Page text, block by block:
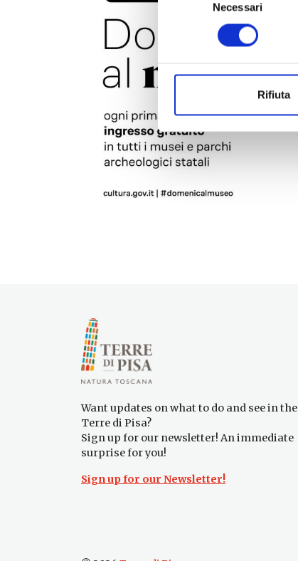
Necessari
Rifiuta
Want updates on what to do and see in the
Terre di Pisa?
Sign up for our newsletter! An immediate
surprise for you!
Sign up for our Newsletter!